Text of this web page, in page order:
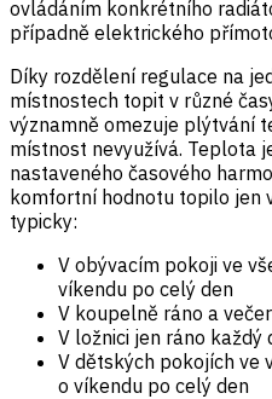
ovládáním konkrétního
případně elektrického
Díky rozdělení regulace na
místnostech topit v různé
významně omezuje plýtvání
místnost nevyužívá. Teplota
nastaveného časového
komfortní hodnotu topilo jen
typicky:
V obývacím pokoji ve
víkendu po celý den
V koupelně ráno a
V ložnici jen ráno každý
V dětských pokojích ve
o víkendu po celý den